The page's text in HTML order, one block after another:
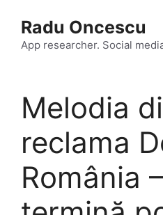
content
Radu Oncescu
App researcher. Social
Melodia
reclama
România